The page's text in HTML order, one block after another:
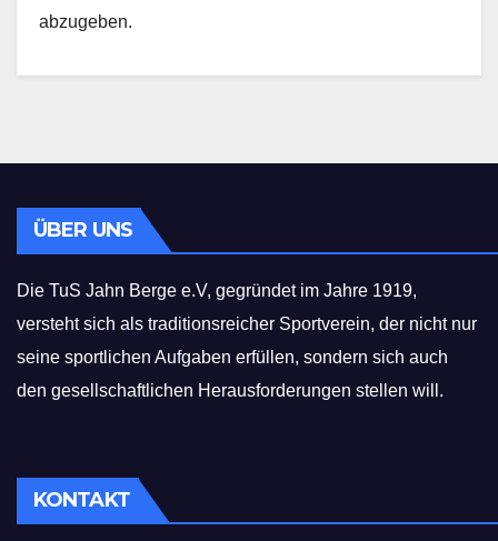
abzugeben.
ÜBER UNS
Die TuS Jahn Berge e.V, gegründet im Jahre 1919,
versteht sich als traditionsreicher Sportverein, der nicht nur
seine sportlichen Aufgaben erfüllen, sondern sich auch
den gesellschaftlichen Herausforderungen stellen will.
KONTAKT